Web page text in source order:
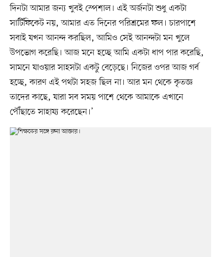
দিনটা আমার জন্য খুবই স্পেশাল। এই অর্জনটা শুধু একটা
সার্টিফিকেট নয়, আমার এত দিনের পরিশ্রমের ফল। চারপাশে
সবাই যখন আনন্দ করছিল, আমিও সেই আনন্দটা মন খুলে
উপভোগ করেছি। আজ মনে হচ্ছে আমি একটা ধাপ পার করেছি,
সামনে যাওয়ার সাহসটা একটু বেড়েছে। নিজের ওপর আজ গর্ব
হচ্ছে, কারণ এই পথটা সহজ ছিল না। আর মন থেকে কৃতজ্ঞ
তাদের কাছে, যারা সব সময় পাশে থেকে আমাকে এখানে
পৌঁছাতে সাহায্য করেছেন।’